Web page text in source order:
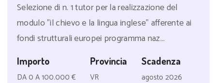
Selezione di n. 1 tutor per la realizzazione del
modulo "il chievo e la lingua inglese" afferente ai
fondi strutturali europei programma naz...
Importo
DA 0 A 100.000 €
Provincia
VR
Scadenza
agosto 2026